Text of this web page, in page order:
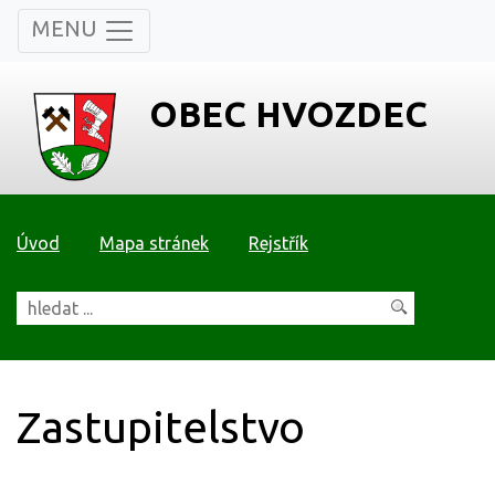
MENU
OBEC HVOZDEC
Úvod Mapa stránek Rejstřík
Zastupitelstvo